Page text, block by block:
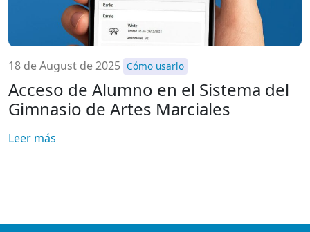
18 de August de 2025 Cómo usarlo
Acceso de Alumno en el Sistema del
Gimnasio de Artes Marciales
Leer más